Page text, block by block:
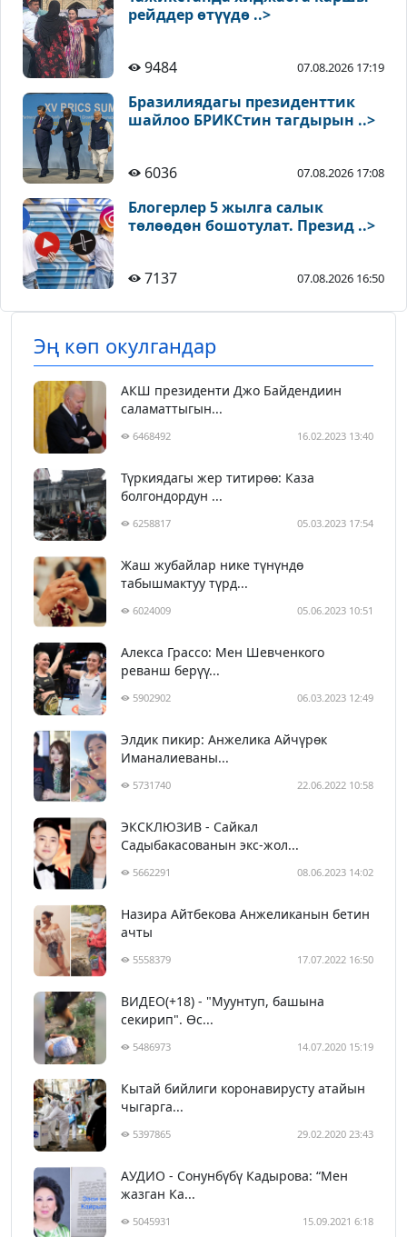
рейддер өтүүдө ..>
9484 07.08.2026 17:19
Бразилиядагы президенттик
шайлоо БРИКСтин тагдырын ..>
6036 07.08.2026 17:08
Блогерлер 5 жылга салык
төлөөдөн бошотулат. Презид ..>
7137 07.08.2026 16:50
Эң көп окулгандар
АКШ президенти Джо Байдендиин
саламаттыгын...
6468492 16.02.2023 13:40
Түркиядагы жер титирөө: Каза
болгондордун ...
6258817 05.03.2023 17:54
Жаш жубайлар нике түнүндө
табышмактуу түрд...
6024009 05.06.2023 10:51
Алекса Грассо: Мен Шевченкого
реванш берүү...
5902902 06.03.2023 12:49
Элдик пикир: Анжелика Айчүрөк
Иманалиеваны...
5731740 22.06.2022 10:58
ЭКСКЛЮЗИВ - Сайкал
Садыбакасованын экс-жол...
5662291 08.06.2023 14:02
Назира Айтбекова Анжеликанын бетин
ачты
5558379 17.07.2022 16:50
ВИДЕО(+18) - "Муунтуп, башына
секирип". Өс...
5486973 14.07.2020 15:19
Кытай бийлиги коронавирусту атайын
чыгарга...
5397865 29.02.2020 23:43
АУДИО - Сонунбүбү Кадырова: “Мен
жазган Ка...
5045931 15.09.2021 6:18